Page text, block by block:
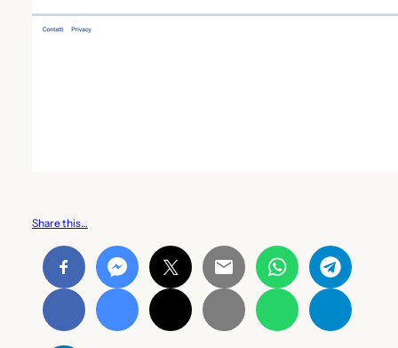
Share this…